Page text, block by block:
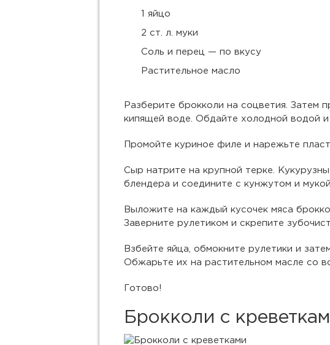
1 яйцо
2 ст. л. муки
Соль и перец — по вкусу
Растительное масло
Разберите брокколи на соцветия. Затем
кипящей воде. Обдайте холодной водой и
Промойте куриное филе и нарежьте
Сыр натрите на крупной терке.
блендера и соедините с кунжутом и мукой.
Выложите на каждый кусочек мяса
Заверните рулетиком и скрепите
Взбейте яйца, обмокните рулетики и
Обжарьте их на растительном масле со
Готово!
Брокколи с